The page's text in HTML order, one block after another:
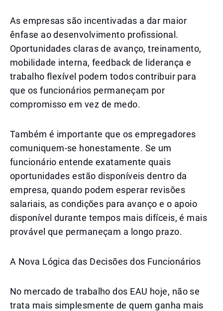
As empresas são incentivadas a dar maior
ênfase ao desenvolvimento profissional.
Oportunidades claras de avanço, treinamento,
mobilidade interna, feedback de liderança e
trabalho flexível podem todos contribuir para
que os funcionários permaneçam por
compromisso em vez de medo.
Também é importante que os empregadores
comuniquem-se honestamente. Se um
funcionário entende exatamente quais
oportunidades estão disponíveis dentro da
empresa, quando podem esperar revisões
salariais, as condições para avanço e o apoio
disponível durante tempos mais difíceis, é mais
provável que permaneçam a longo prazo.
A Nova Lógica das Decisões dos Funcionários
No mercado de trabalho dos EAU hoje, não se
trata mais simplesmente de quem ganha mais